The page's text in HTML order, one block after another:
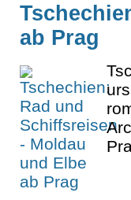
ab Prag